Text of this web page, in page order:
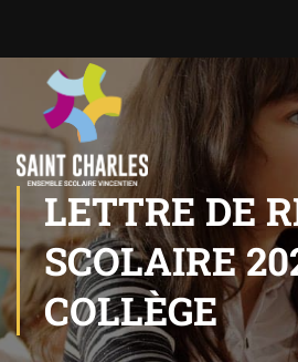
LETTRE DE
SCOLAIRE
COLLÈGE